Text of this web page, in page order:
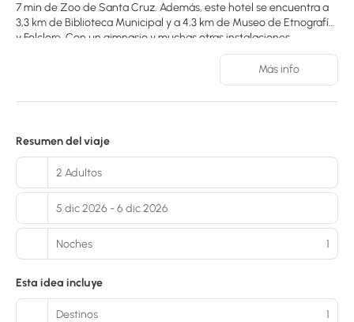
7 min de Zoo de Santa Cruz. Además, este hotel se encuentra a
3,3 km de Biblioteca Municipal y a 4,3 km de Museo de Etnografía
y Folclore. Con un gimnasio y muchas otras instalaciones
recreativas a tu disposición, no te quedará ni un minuto libre.
Tienes también jardín donde sentarte a contemplar el paisaje.
Otros servicios de este hotel incluyen conexión a Internet wifi
ofrece una conexión a Internet por cable y wifi gratis. Entre las
comodidades, se incluyen caja fuerte, botella de agua gratuita y
teléfono.
Más info
Resumen del viaje
2 Adultos
5 dic 2026 - 6 dic 2026
Noches 1
Esta idea incluye
Destinos 1